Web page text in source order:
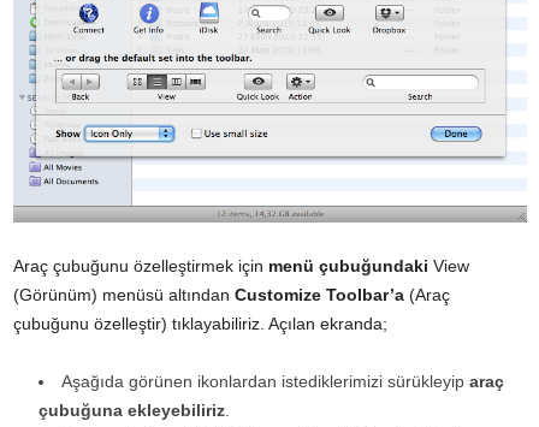
Araç çubuğunu özelleştirmek için menü çubuğundaki View
(Görünüm) menüsü altından Customize Toolbar’a (Araç
çubuğunu özelleştir) tıklayabiliriz. Açılan ekranda;
Aşağıda görünen ikonlardan istediklerimizi sürükleyip araç
çubuğuna ekleyebiliriz